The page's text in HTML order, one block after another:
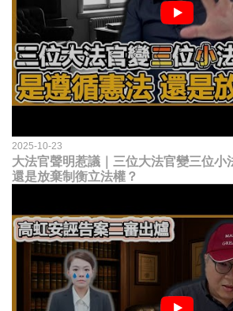
2025-10-23
大法官聲明惹議｜三位大法官變三位小
還是放棄制衡立法權？